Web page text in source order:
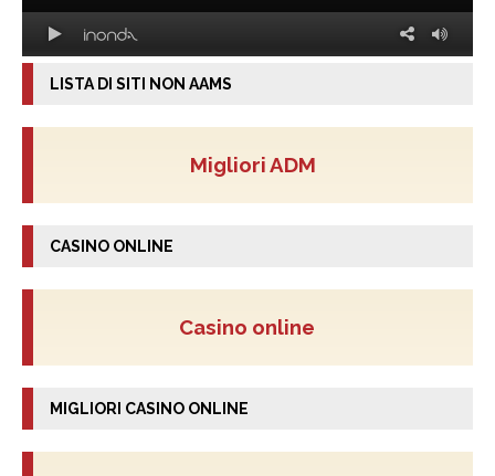
LISTA DI SITI NON AAMS
Migliori ADM
CASINO ONLINE
Casino online
MIGLIORI CASINO ONLINE